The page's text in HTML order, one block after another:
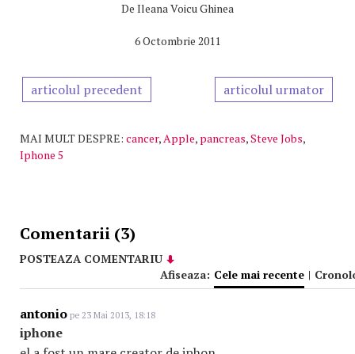
De Ileana Voicu Ghinea
6 Octombrie 2011
articolul precedent articolul urmator
MAI MULT DESPRE: cancer,Apple, pancreas,Steve Jobs,
Iphone 5
Comentarii (3)
POSTEAZA COMENTARIU
Afiseaza: Cele mai recente |
antonio pe 23 Mai 2013, 18:18
iphone